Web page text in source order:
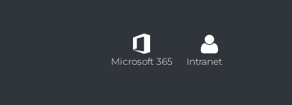
Microsoft 365 Intranet